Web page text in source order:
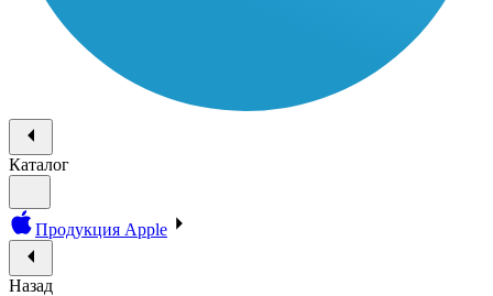
Каталог
Продукция Apple
Назад